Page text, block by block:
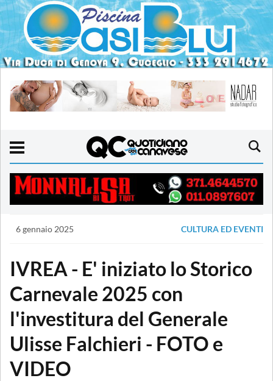
6 gennaio 2025 CULTURA ED EVENTI
IVREA - E' iniziato lo Storico
Carnevale 2025 con
l'investitura del Generale
Ulisse Falchieri - FOTO e
VIDEO